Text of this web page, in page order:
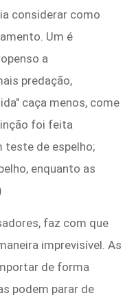
considerar como
Um é
a
predação,
caça menos, come
foi feita
teste de espelho;
enquanto as
faz com que
imprevisível. As
de forma
podem parar de